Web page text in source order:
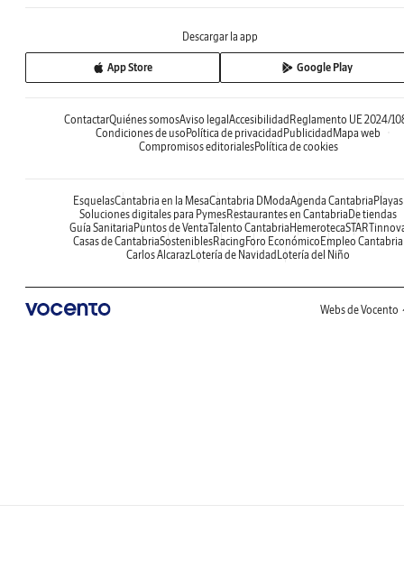
Descargar la app
App Store Google Play
ContactarQuiénes somosAviso legal Accesibilidad Reglamento UE 2024/
Condiciones de uso Política de privacidad Publicidad Mapa web
Compromisos editorialesPolítica de cookies
EsquelasCantabria en la MesaCantabria DModaAgenda Cantabria Playas
Soluciones digitales para PymesRestaurantes en Cantabria De tiendas
Guía Sanitaria Puntos de VentaTalento Cantabria Hemeroteca
Casas de CantabriaSosteniblesRacing Foro Económico Empleo Cantabria
Carlos Alcaraz Lotería de Navidad Lotería del Niño
Webs de Vocento